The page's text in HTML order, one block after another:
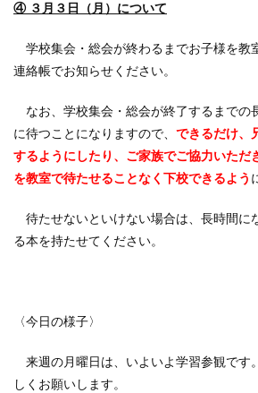
④ ３月３日（月）について
学校集会・総会が終わるまでお子様を教
連絡帳でお知らせください。
なお、学校集会・総会が終了するまでの
に待つことになりますので、 できるだけ、
するようにしたり、ご家族でご協力いただ
を教室で待たせることなく下校できるよう
待たせないといけない場合は、長時間に
る本を持たせてください。
〈今日の様子〉
来週の月曜日は、いよいよ学習参観です
しくお願いします。